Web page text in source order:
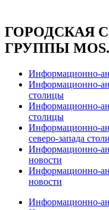
ГОРОДСКАЯ
ГРУППЫ
Информационно-
Информационно-
столицы
Информационно-
столицы
Информационно-
северо-запада
Информационно-
новости
Информационно-
новости
Информационно-